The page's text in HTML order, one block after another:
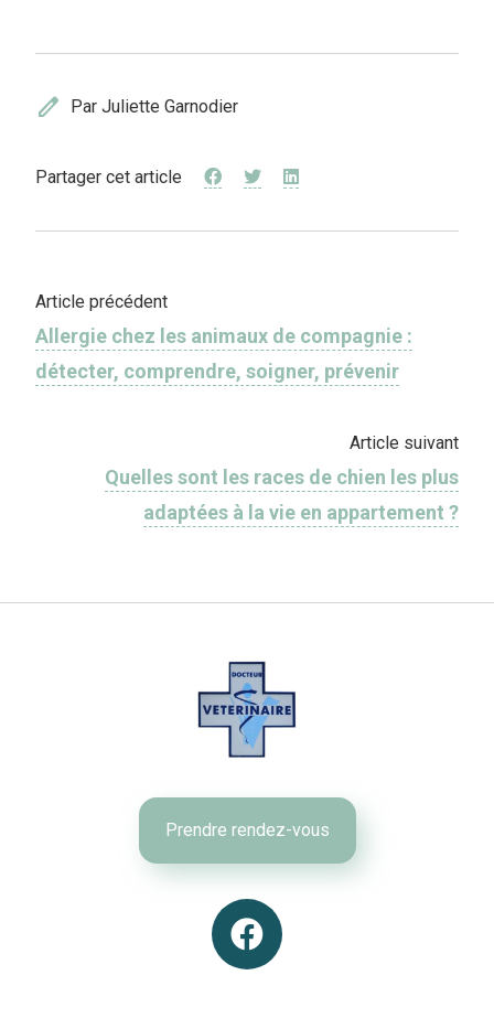
edit Par Juliette Garnodier
Partager cet article
Article précédent
Allergie chez les animaux de compagnie :
détecter, comprendre, soigner, prévenir
Article suivant
Quelles sont les races de chien les plus
adaptées à la vie en appartement ?
Prendre rendez-vous